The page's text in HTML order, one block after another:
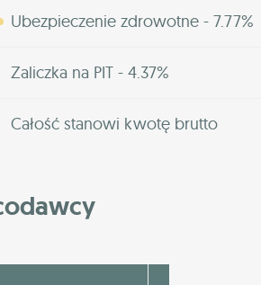
Ubezpieczenie zdrowotne - 7.77%
Zaliczka na PIT - 4.37%
Całość stanowi kwotę brutto